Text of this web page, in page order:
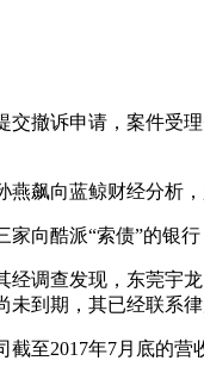
诉申请，案件受理
向蓝鲸财经分析，
酷派“索债”的银行
查发现，东莞宇龙
未到期，其已经联系
2017年7月底的营